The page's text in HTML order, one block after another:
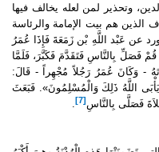
وتحذير لمن لعله يخالف فيها
هم بيت الإمامة والرئاسة
عن عَبْد اللَّهِ بْن زَمَعَةَ فَإِذَا عُمَرُ
فَصَلِّ بِالنَّاسِ فَتَقَدَّمَ فَكَبَّرَ، فَلَمَّا
- وَكَانَ عُمَرُ رَجُلاً مُجْهِراً - قَالَ:
اللَّهُ ذَلِكَ وَالْمُسْلِمُونَ». فَبَعَثَ
فَصَلَّى بِالنَّاسِ [7]
.